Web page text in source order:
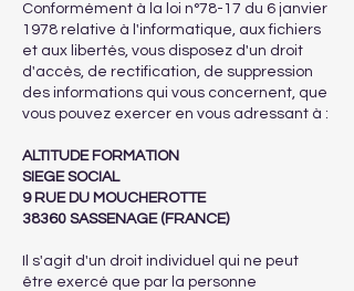
Conformément à la loi n°78-17 du 6 janvier
1978 relative à l'informatique, aux fichiers
et aux libertés, vous disposez d'un droit
d'accès, de rectification, de suppression
des informations qui vous concernent, que
vous pouvez exercer en vous adressant à :
ALTITUDE FORMATION
SIEGE SOCIAL
9 RUE DU MOUCHEROTTE
38360 SASSENAGE (FRANCE)
Il s'agit d'un droit individuel qui ne peut
être exercé que par la personne